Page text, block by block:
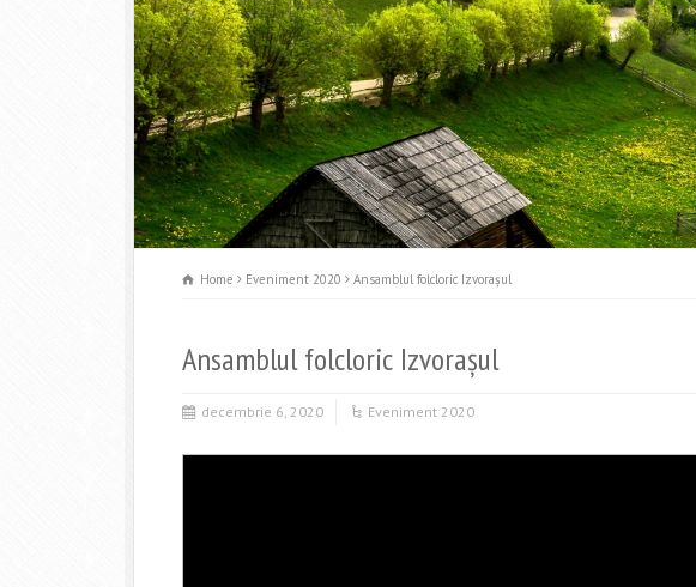
Home Eveniment 2020 Ansamblul folcloric Izvorașul
Ansamblul folcloric Izvorașul
decembrie 6, 2020 Eveniment 2020